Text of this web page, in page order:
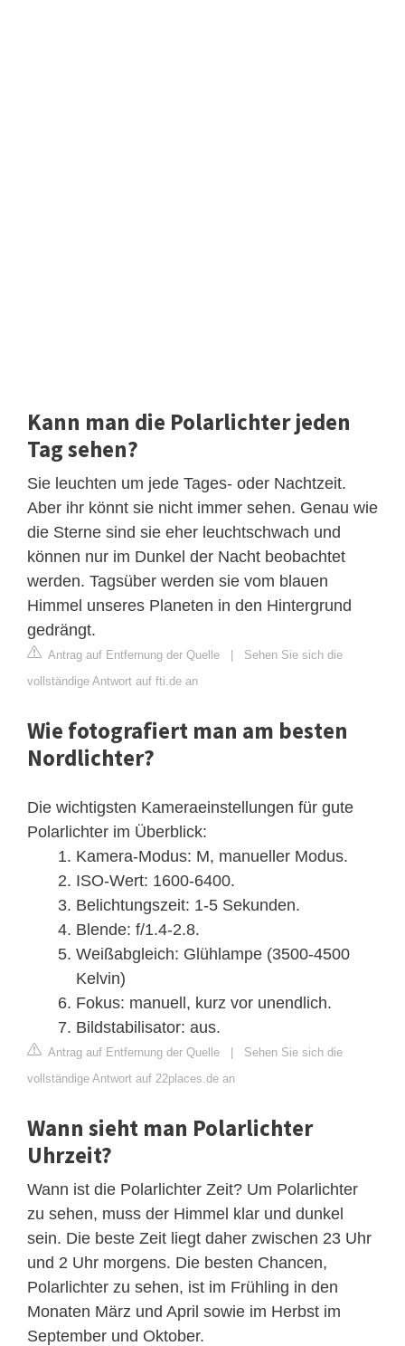
Kann man die Polarlichter jeden
Tag sehen?
Sie leuchten um jede Tages- oder Nachtzeit.
Aber ihr könnt sie nicht immer sehen. Genau wie
die Sterne sind sie eher leuchtschwach und
können nur im Dunkel der Nacht beobachtet
werden. Tagsüber werden sie vom blauen
Himmel unseres Planeten in den Hintergrund
gedrängt.
Antrag auf Entfernung der Quelle | Sehen Sie sich die
vollständige Antwort auf fti.de an
Wie fotografiert man am besten
Nordlichter?
Die wichtigsten Kameraeinstellungen für gute
Polarlichter im Überblick:
Kamera-Modus: M, manueller Modus.
ISO-Wert: 1600-6400.
Belichtungszeit: 1-5 Sekunden.
Blende: f/1.4-2.8.
Weißabgleich: Glühlampe (3500-4500
Kelvin)
Fokus: manuell, kurz vor unendlich.
Bildstabilisator: aus.
Antrag auf Entfernung der Quelle | Sehen Sie sich die
vollständige Antwort auf 22places.de an
Wann sieht man Polarlichter
Uhrzeit?
Wann ist die Polarlichter Zeit? Um Polarlichter
zu sehen, muss der Himmel klar und dunkel
sein. Die beste Zeit liegt daher zwischen 23 Uhr
und 2 Uhr morgens. Die besten Chancen,
Polarlichter zu sehen, ist im Frühling in den
Monaten März und April sowie im Herbst im
September und Oktober.